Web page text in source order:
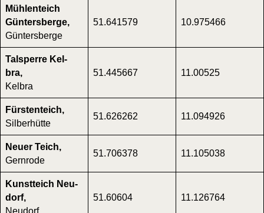
Müh­len­teich
Gün­ters­ber­ge,
Gün­ters­ber­ge
51.641579 10.975466
Tal­sper­re Kel­
bra,
Kel­bra
51.445667 11.00525
Fürs­ten­teich,
Sil­ber­hüt­te
51.626262 11.094926
Neu­er Teich,
Gern­ro­de
51.706378 11.105038
Kunst­teich Neu­
dorf,
Neu­dorf
51.60604 11.126764